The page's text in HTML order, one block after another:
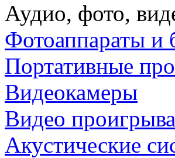
Аудио, фото,
Фотоаппараты и
Портативные
Видеокамеры
Видео
Акустические